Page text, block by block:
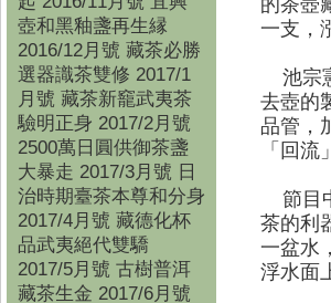
壺和黑釉盞再生縁
2016/12月號 藏茶必勝
選器識茶雙修 2017/1
月號 藏茶新竉武夷茶
驗明正身 2017/2月號
2500萬日圓供御茶盞
大暴走 2017/3月號 日
治時期臺茶本尊和分身
2017/4月號 藏德化杯
品武夷絕代雙驕
2017/5月號 古樹普洱
藏茶生金 2017/6月號
一支，
池宗
去壺的
品管，
「回流
節目
茶的利
一盆水
浮水面